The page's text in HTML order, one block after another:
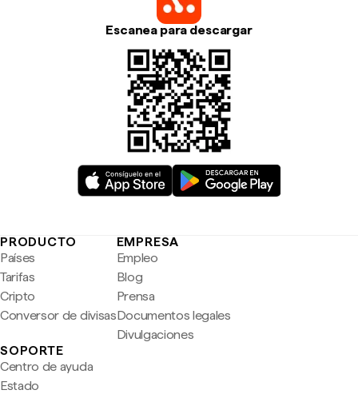
Escanea para descargar
PRODUCTO
Países
Tarifas
Cripto
Conversor de divisas
EMPRESA
Empleo
Blog
Prensa
Documentos legales
Divulgaciones
SOPORTE
Centro de ayuda
Estado